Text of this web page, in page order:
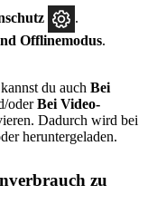
.
Offlinemodus.
kannst du auch Bei
oderBei Video-
Dadurch wird bei
heruntergeladen.
zu